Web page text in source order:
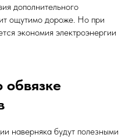
дополнительного
ощутимо дороже. Но при
экономия электроэнергии
обвязке
наверняка будут полезными